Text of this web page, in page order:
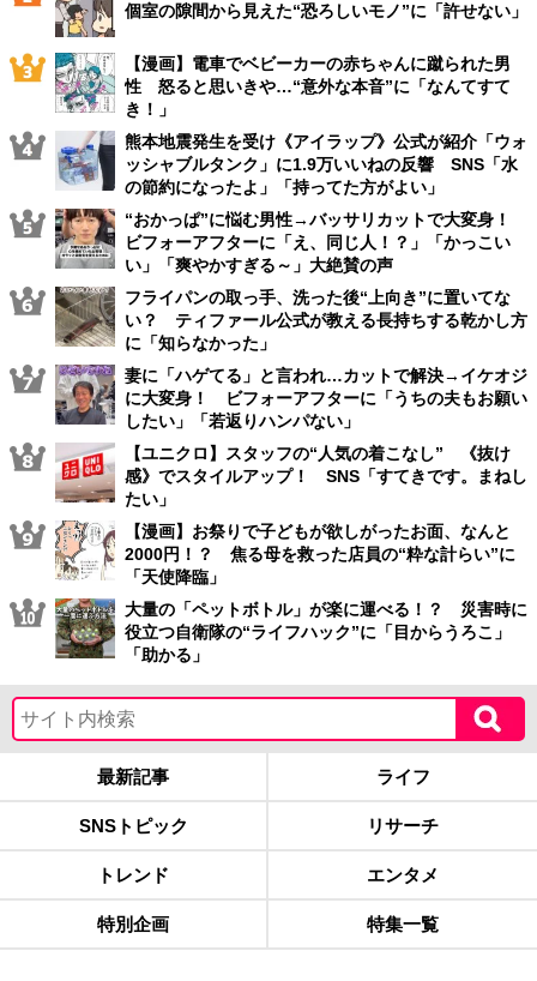
個室の隙間から見えた“恐ろしいモノ”に「許せない」
【漫画】電車でベビーカーの赤ちゃんに蹴られた男
性 怒ると思いきや…“意外な本音”に「なんてすて
き！」
熊本地震発生を受け《アイラップ》公式が紹介「ウォ
ッシャブルタンク」に1.9万いいねの反響 SNS「水
の節約になったよ」「持ってた方がよい」
“おかっぱ”に悩む男性→バッサリカットで大変身！
ビフォーアフターに「え、同じ人！？」「かっこい
い」「爽やかすぎる～」大絶賛の声
フライパンの取っ手、洗った後“上向き”に置いてな
い？ ティファール公式が教える長持ちする乾かし方
に「知らなかった」
妻に「ハゲてる」と言われ…カットで解決→イケオジ
に大変身！ ビフォーアフターに「うちの夫もお願い
したい」「若返りハンパない」
【ユニクロ】スタッフの“人気の着こなし” 《抜け
感》でスタイルアップ！ SNS「すてきです。まねし
たい」
【漫画】お祭りで子どもが欲しがったお面、なんと
2000円！？ 焦る母を救った店員の“粋な計らい”に
「天使降臨」
大量の「ペットボトル」が楽に運べる！？ 災害時に
役立つ自衛隊の“ライフハック”に「目からうろこ」
「助かる」
最新記事 ライフ
SNSトピック リサーチ
トレンド エンタメ
特別企画 特集一覧